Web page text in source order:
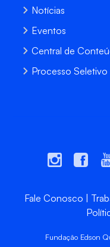
Notícias
Eventos
Central de
Processo Seletivo
Fale Conosco
Fundação Edson